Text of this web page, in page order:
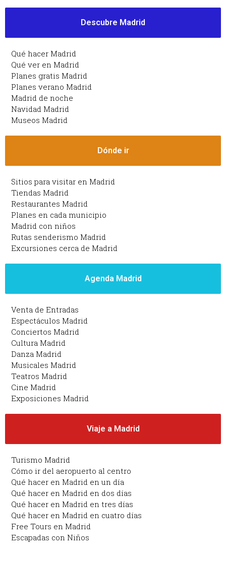
Descubre Madrid
Qué hacer Madrid
Qué ver en Madrid
Planes gratis Madrid
Planes verano Madrid
Madrid de noche
Navidad Madrid
Museos Madrid
Dónde ir
Sitios para visitar en Madrid
Tiendas Madrid
Restaurantes Madrid
Planes en cada municipio
Madrid con niños
Rutas senderismo Madrid
Excursiones cerca de Madrid
Agenda Madrid
Venta de Entradas
Espectáculos Madrid
Conciertos Madrid
Cultura Madrid
Danza Madrid
Musicales Madrid
Teatros Madrid
Cine Madrid
Exposiciones Madrid
Viaje a Madrid
Turismo Madrid
Cómo ir del aeropuerto al centro
Qué hacer en Madrid en un día
Qué hacer en Madrid en dos días
Qué hacer en Madrid en tres días
Qué hacer en Madrid en cuatro días
Free Tours en Madrid
Escapadas con Niños